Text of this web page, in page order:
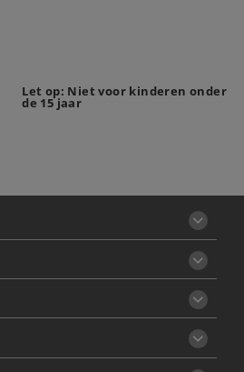
Let op: Niet voor kinderen onder
de 15 jaar